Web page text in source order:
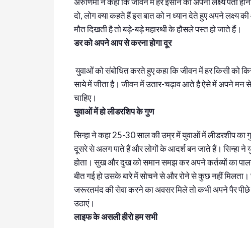
दो, लोग क्या कहते हैं इस बात को न ध्यान देते हुए अपने लक्ष्य
मौत दिखती है तो बड़े-बड़े महारथी के हौसले पस्त हो जाते हैं।
डर को अपने आप से करना होगा दूर
युवाओं को संबोधित करते हुए कहा कि जीवन में हर किसी को
साये में जीता है। जीवन में उतार-चढ़ाव आते है ऐसे में अपने मन
चाहिए।
युवाओं में हो लीडरशिप के गुण
सिन्हा ने कहा 25-30 साल की उम्र में युवाओं में लीडरशीप का
दूसरे से अलग पाते हैं और लोगों के आदर्श बन जाते हैं। सिन्हा ने
होता। सुख और दुख को समान समझ कर अपने कर्तव्यों का
बीत गई हो उसके बारे में सोचने से और रोने से कुछ नहीं
जरूरतमंद की सेवा करने का अवसर मिले तो कभी अपने पैर
उठाएं।
लाइफ के असली हीरो हम सभी